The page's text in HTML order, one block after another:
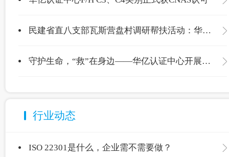
民建省直八支部瓦斯营盘村调研帮扶活动：华亿认证中心爱心捐赠温暖校园
守护生命，“救”在身边——华亿认证中心开展应急救护专项培训
行业动态
ISO 22301是什么，企业需不需要做？